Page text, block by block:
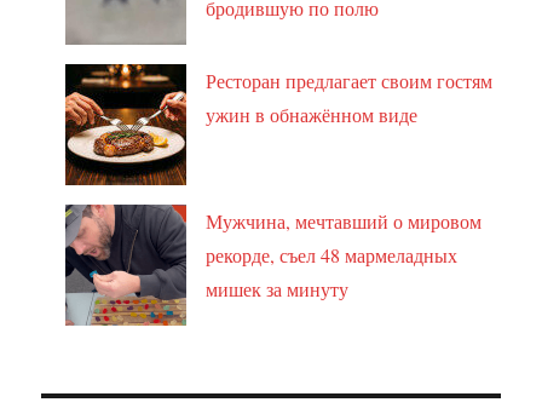
бродившую по полю
Ресторан предлагает своим гостям
ужин в обнажённом виде
Мужчина, мечтавший о мировом
рекорде, съел 48 мармеладных
мишек за минуту